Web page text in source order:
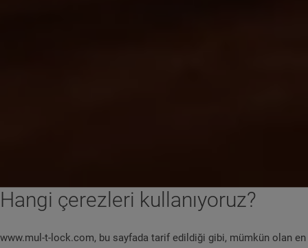
Hangi çerezleri kullanıyoruz?
www.mul-t-lock.com, bu sayfada tarif edildiği gibi, mümkün olan en